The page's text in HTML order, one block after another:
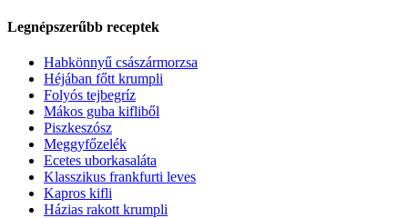
Legnépszerűbb receptek
Habkönnyű császármorzsa
Héjában főtt krumpli
Folyós tejbegríz
Mákos guba kifliből
Piszkeszósz
Meggyfőzelék
Ecetes uborkasaláta
Klasszikus frankfurti leves
Kapros kifli
Házias rakott krumpli